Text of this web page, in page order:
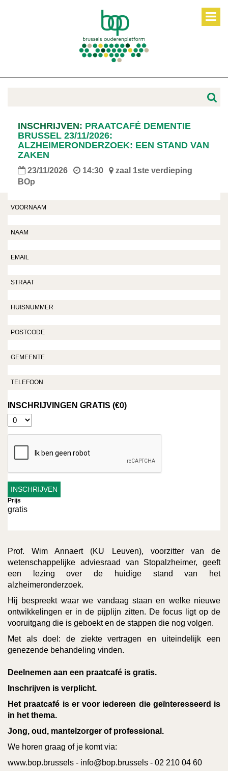
INSCHRIJVEN: PRAATCAFÉ DEMENTIE
BRUSSEL 23/11/2026:
ALZHEIMERONDERZOEK: EEN STAND VAN
ZAKEN
23/11/2026 14:30
zaal 1ste verdieping
BOp
GRATIS (€0)
Prijs
gratis
Prof. Wim Annaert (KU Leuven), voorzitter van de
wetenschappelijke adviesraad van Stopalzheimer, geeft
een lezing over de huidige stand van het
alzheimeronderzoek.
Hij bespreekt waar we vandaag staan en welke nieuwe
ontwikkelingen er in de pijplijn zitten. De focus ligt op de
vooruitgang die is geboekt en de stappen die nog volgen.
Met als doel: de ziekte vertragen en uiteindelijk een
genezende behandeling vinden.
Deelnemen aan een praatcafé is gratis.
Inschrijven is verplicht.
Het praatcafé is er voor iedereen die geïnteresseerd is
in het thema.
Jong, oud, mantelzorger of professional.
We horen graag of je komt via:
www.bop.brussels - info@bop.brussels - 02 210 04 60